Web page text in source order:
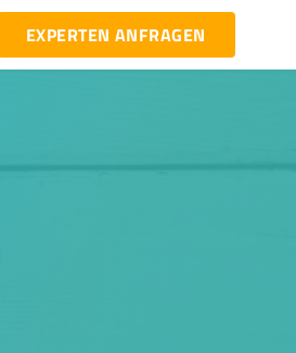
EXPERTEN ANFRAGEN